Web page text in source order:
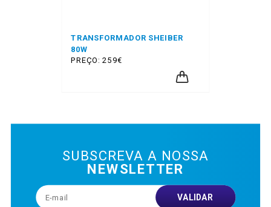
TRANSFORMADOR SHEIBER
80W
PREÇO: 259€
SUBSCREVA A NOSSA
NEWSLETTER
VALIDAR